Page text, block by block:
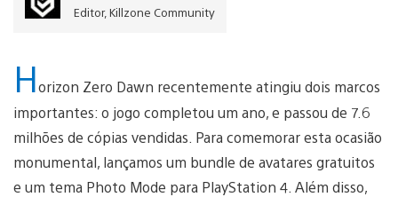
Editor, Killzone Community
Horizon Zero Dawn recentemente atingiu dois marcos
importantes: o jogo completou um ano, e passou de 7.6
milhões de cópias vendidas. Para comemorar esta ocasião
monumental, lançamos um bundle de avatares gratuitos
e um tema Photo Mode para PlayStation 4. Além disso,